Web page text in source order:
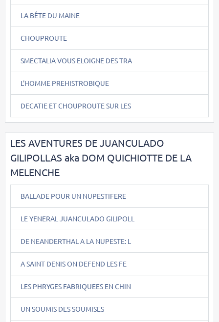
LA BÊTE DU MAINE
CHOUPROUTE
SMECTALIA VOUS ELOIGNE DES TRA
L'HOMME PREHISTROBIQUE
DECATIE ET CHOUPROUTE SUR LES
LES AVENTURES DE JUANCULADO
GILIPOLLAS aka DOM QUICHIOTTE DE LA
MELENCHE
BALLADE POUR UN NUPESTIFERE
LE YENERAL JUANCULADO GILIPOLL
DE NEANDERTHAL A LA NUPESTE: L
A SAINT DENIS ON DEFEND LES FE
LES PHRYGES FABRIQUEES EN CHIN
UN SOUMIS DES SOUMISES